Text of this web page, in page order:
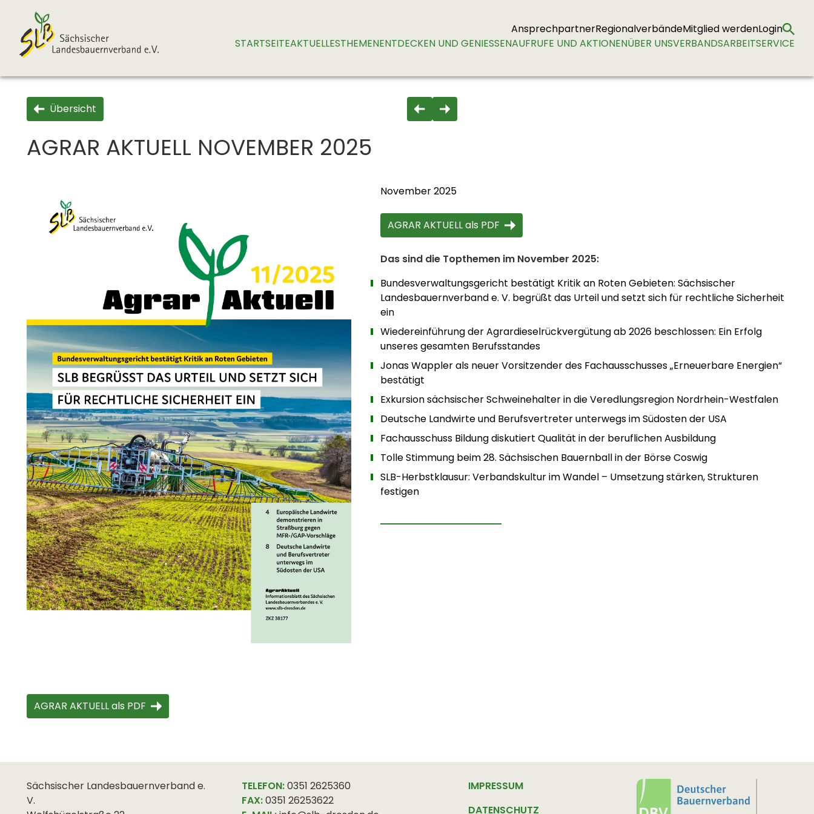
AnsprechpartnerRegionalverbändeMitglied werdenLogin
STARTSEITEAKTUELLESTHEMENENTDECKEN UND GENIESSEN AUFRUFE UND AKTIONENÜBER UNSVERBANDSARBEITSERVICE
Übersicht
AGRAR AKTUELL NOVEMBER 2025
November 2025
AGRAR AKTUELL als PDF
Das sind die Topthemen im November 2025:
Bundesverwaltungsgericht bestätigt Kritik an Roten Gebieten: Sächsischer
Landesbauernverband e. V. begrüßt das Urteil und setzt sich für rechtliche Sicherheit
ein
Wiedereinführung der Agrardieselrückvergütung ab 2026 beschlossen: Ein Erfolg
unseres gesamten Berufsstandes
Jonas Wappler als neuer Vorsitzender des Fachausschusses „Erneuerbare Energien“
bestätigt
Exkursion sächsischer Schweinehalter in die Veredlungsregion Nordrhein-Westfalen
Deutsche Landwirte und Berufsvertreter unterwegs im Südosten der USA
Fachausschuss Bildung diskutiert Qualität in der beruflichen Ausbildung
Tolle Stimmung beim 28. Sächsischen Bauernball in der Börse Coswig
SLB-Herbstklausur: Verbandskultur im Wandel – Umsetzung stärken, Strukturen
festigen
AGRAR AKTUELL als PDF
Sächsischer Landesbauernverband e.
V.
TELEFON:0351 2625360
FAX:0351 26253622
IMPRESSUM
DATENSCHUTZ